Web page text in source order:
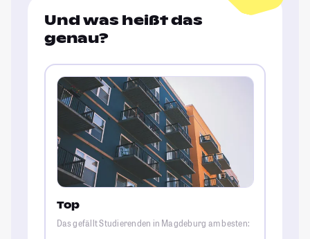
Und was heißt das
genau?
Top
Das gefällt Studierenden in Magdeburg am besten: